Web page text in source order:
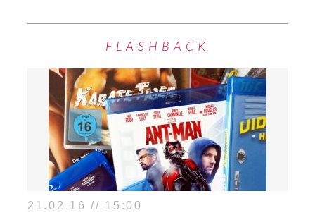
FLASHBACK
21.02.16 // 15:00